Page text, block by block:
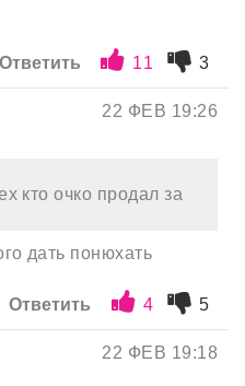
Ответить 11 3
22 ФЕВ 19:26
кто очко продал за
дать понюхать
Ответить 4 5
22 ФЕВ 19:18